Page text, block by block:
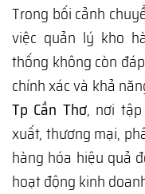
Trong bối cảnh
việc quản lý kho
thống không còn
chính xác và khả
Tp Cần Thơ, nơi
xuất, thương mại,
hàng hóa hiệu quả
hoạt động kinh